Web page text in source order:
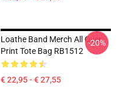
Loathe Band Merch All Over
Print Tote Bag RB1512
€ 22,95 - € 27,55
-20%